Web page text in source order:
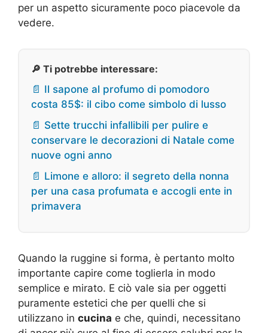
per un aspetto sicuramente poco piacevole da
vedere.
🔎 Ti potrebbe interessare:
📄 Il sapone al profumo di pomodoro
costa 85$: il cibo come simbolo di lusso
📄 Sette trucchi infallibili per pulire e
conservare le decorazioni di Natale come
nuove ogni anno
📄 Limone e alloro: il segreto della nonna
per una casa profumata e accogli ente in
primavera
Quando la ruggine si forma, è pertanto molto
importante capire come toglierla in modo
semplice e mirato. E ciò vale sia per oggetti
puramente estetici che per quelli che si
utilizzano in cucina e che, quindi, necessitano